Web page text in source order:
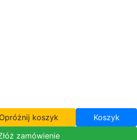
Opróżnij koszyk
Koszyk
zamówienie